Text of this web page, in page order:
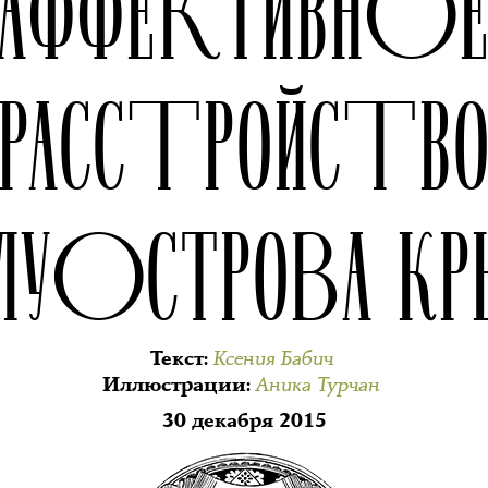
Текст:Ксения Бабич
Иллюстрации:Аника Турчан
30 декабря 2015